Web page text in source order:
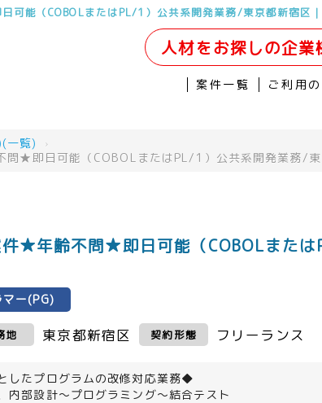
可能（COBOLまたはPL/1）公共系開発業務/東京都新宿区
人材をお探しの企業
案件一覧 ご利用
一覧)
›
問★即日可能（COBOLまたはPL/1）公共系開発業務/
件★年齢不問★即日可能（COBOLまた
マー(PG)
地 東京都新宿区 契約形態 フリーランス
したプログラムの改修対応業務◆
内部設計～プログラミング～結合テスト